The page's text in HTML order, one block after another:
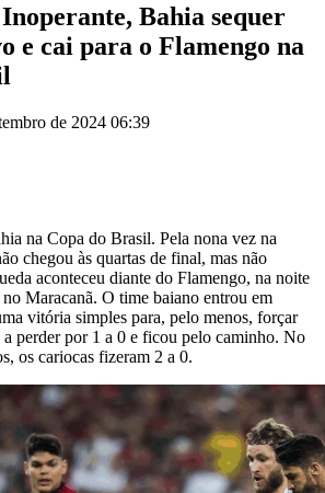
Bahia sequer
e cai para o Flamengo na
de 2024 06:39
na Copa do Brasil. Pela nona vez na
chegou às quartas de final, mas não
aconteceu diante do Flamengo, na noite
Maracanã. O time baiano entrou em
vitória simples para, pelo menos, forçar
perder por 1 a 0 e ficou pelo caminho. No
os cariocas fizeram 2 a 0.